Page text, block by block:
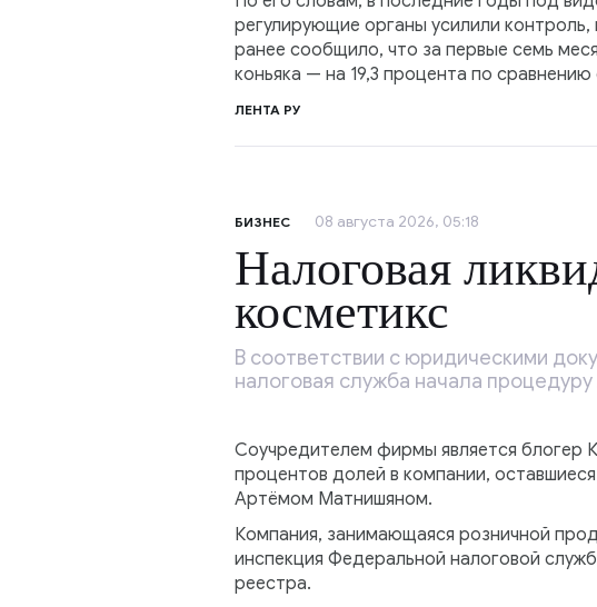
регулирующие органы усилили
ранее сообщило, что за первые семь
коньяка — на 19,3 процента по
ЛЕНТА РУ
БИЗНЕС 08 августа 2026, 05:18
Налоговая
косметикс
В соответствии с юридическими
налоговая служба начала
Соучредителем фирмы является блогер
процентов долей в компании,
Артёмом Матнишяном.
Компания, занимающаяся розничной
инспекция Федеральной налоговой
реестра.